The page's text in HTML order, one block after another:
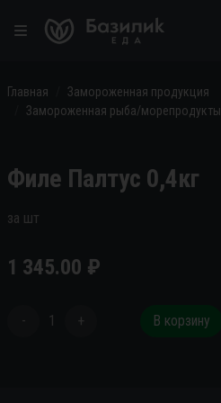
Главная
Замороженная продукция
Замороженная рыба/морепродукты
Филе Палтус 0,4кг
за шт
1 345.00 ₽
- 1 + В корзину